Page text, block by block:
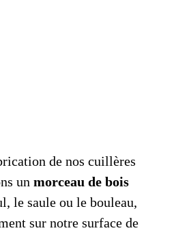
de nos cuillères
un morceau de bois
le saule ou le bouleau,
sur notre surface de